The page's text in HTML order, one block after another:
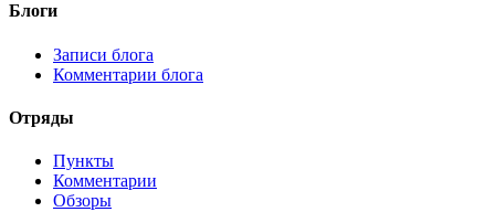
Блоги
Записи блога
Комментарии блога
Отряды
Пункты
Комментарии
Обзоры